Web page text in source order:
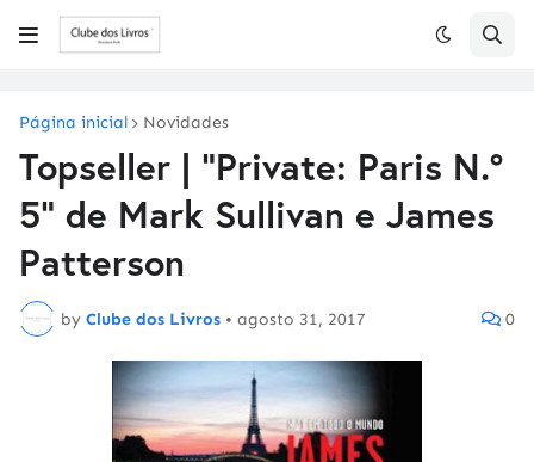
Página inicial Novidades
Topseller | "Private: Paris N.º
5" de Mark Sullivan e James
Patterson
by Clube dos Livros • agosto 31, 2017 0